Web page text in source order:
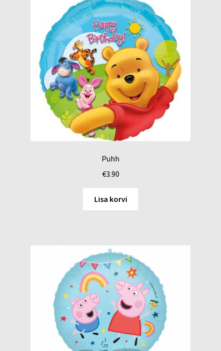
Puhh
€3.90
Lisa korvi